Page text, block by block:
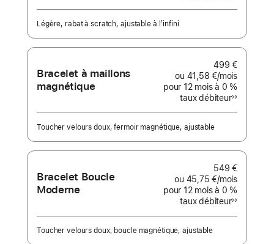
page
Légère, rabat à scratch, ajustable à l’infini
Bracelet à maillons
magnétique
499 €
ou 41,58 €/mois
pour 12 mois à 0 %
taux débiteur
page
◊◊
Toucher velours doux, fermoir magnétique, ajustable
Bracelet Boucle
Moderne
549 €
ou 45,75 €/mois
pour 12 mois à 0 %
taux débiteur
page
◊◊
Toucher velours doux, boucle magnétique, ajustable